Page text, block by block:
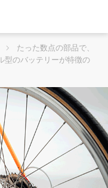
たった数点の部品で、
型のバッテリーが特徴の